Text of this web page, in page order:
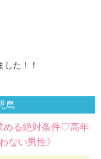
た！！
島
める絶対条件♡高年
ない男性》